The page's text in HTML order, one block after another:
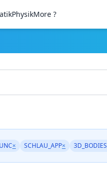
PhysikMore ?
× SCHLAU_APP× 3D_BODIES